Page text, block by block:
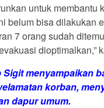
untuk
belum bisa dilakukan
7 orang sudah
dioptimalkan,”
menyampaikan
korban,
dapur umum.